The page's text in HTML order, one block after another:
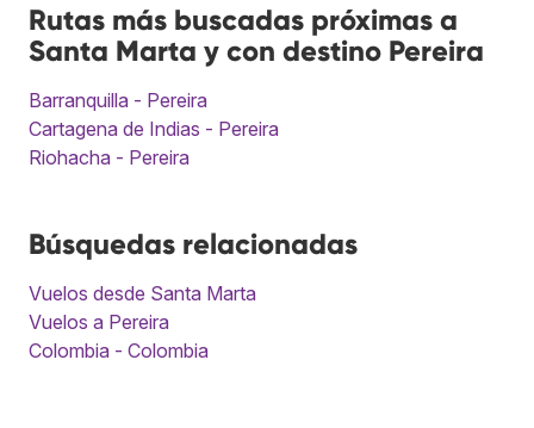
Rutas más buscadas próximas a
Santa Marta y con destino Pereira
Barranquilla - Pereira
Cartagena de Indias - Pereira
Riohacha - Pereira
Búsquedas relacionadas
Vuelos desde Santa Marta
Vuelos a Pereira
Colombia - Colombia